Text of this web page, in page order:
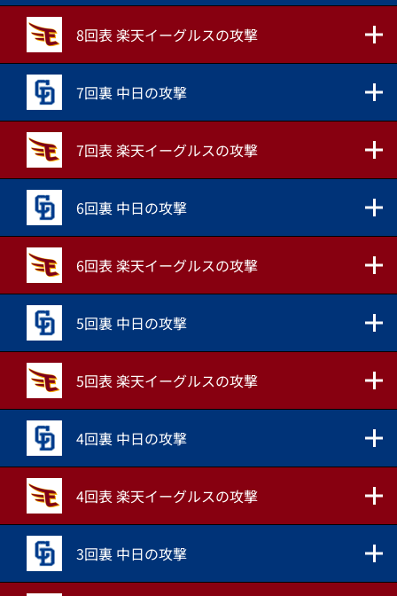
8回表 楽天イーグルスの攻撃
7回裏 中日の攻撃
7回表 楽天イーグルスの攻撃
6回裏 中日の攻撃
6回表 楽天イーグルスの攻撃
5回裏 中日の攻撃
5回表 楽天イーグルスの攻撃
4回裏 中日の攻撃
4回表 楽天イーグルスの攻撃
3回裏 中日の攻撃